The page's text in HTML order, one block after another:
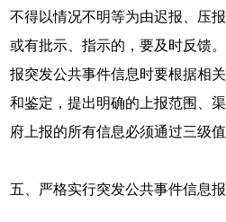
不得以情况不明等为由迟报、压
或有批示、指示的，要及时反馈
报突发公共事件信息时要根据相
和鉴定，提出明确的上报范围、
府上报的所有信息必须通过三级值
五、严格实行突发公共事件信息